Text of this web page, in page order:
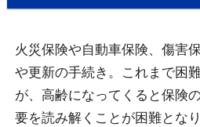
火災保険や自動車保険、傷害
や更新の手続き。これまで困
が、高齢になってくると保険
要を読み解くことが困難とな